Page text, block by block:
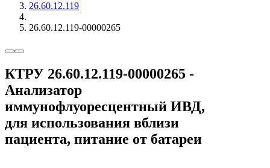
26.60.12.119
26.60.12.119-00000265
КТРУ 26.60.12.119-00000265 -
Анализатор
иммунофлуоресцентный ИВД,
для использования вблизи
пациента, питание от батареи